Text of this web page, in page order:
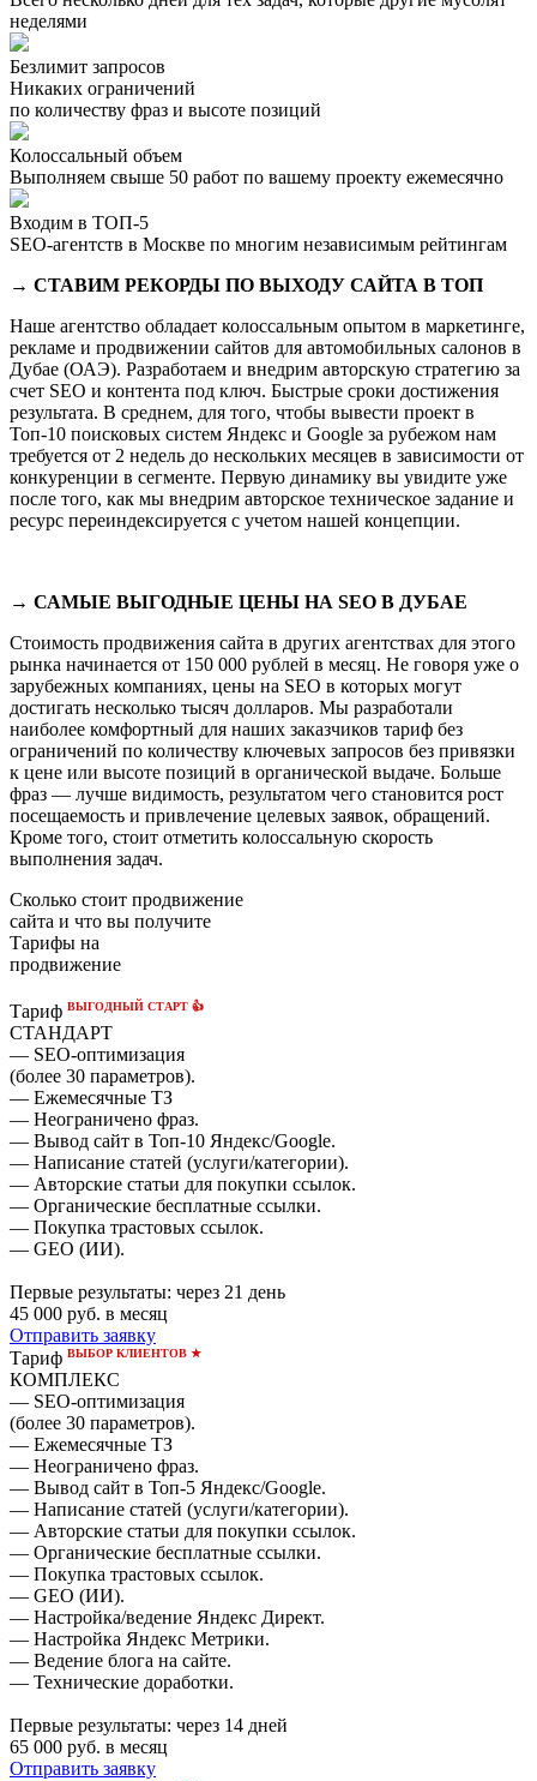
неделями
Безлимит запросов
Никаких ограничений
по количеству фраз и высоте позиций
Колоссальный объем
Выполняем свыше 50 работ по вашему проекту ежемесячно
Входим в ТОП-5
SEO-агентств в Москве по многим независимым рейтингам
→ СТАВИМ РЕКОРДЫ ПО ВЫХОДУ САЙТА В ТОП
Наше агентство обладает колоссальным опытом в маркетинге,
рекламе и продвижении сайтов для автомобильных салонов в
Дубае (ОАЭ). Разработаем и внедрим авторскую стратегию за
счет SEO и контента под ключ. Быстрые сроки достижения
результата. В среднем, для того, чтобы вывести проект в
Топ-10 поисковых систем Яндекс и Google за рубежом нам
требуется от 2 недель до нескольких месяцев в зависимости от
конкуренции в сегменте. Первую динамику вы увидите уже
после того, как мы внедрим авторское техническое задание и
ресурс переиндексируется с учетом нашей концепции.
→ САМЫЕ ВЫГОДНЫЕ ЦЕНЫ НА SEO В ДУБАЕ
Стоимость продвижения сайта в других агентствах для этого
рынка начинается от 150 000 рублей в месяц. Не говоря уже о
зарубежных компаниях, цены на SEO в которых могут
достигать несколько тысяч долларов. Мы разработали
наиболее комфортный для наших заказчиков тариф без
ограничений по количеству ключевых запросов без привязки
к цене или высоте позиций в органической выдаче. Больше
фраз — лучше видимость, результатом чего становится рост
посещаемость и привлечение целевых заявок, обращений.
Кроме того, стоит отметить колоссальную скорость
выполнения задач.
Сколько стоит продвижение
сайта и что вы получите
Тарифы на
продвижение
Тариф ВЫГОДНЫЙ СТАРТ 👍
СТАНДАРТ
— SEO-оптимизация
(более 30 параметров).
— Ежемесячные ТЗ
— Неограничено фраз.
— Вывод сайт в Топ-10 Яндекс/Google.
— Написание статей (услуги/категории).
— Авторские статьи для покупки ссылок.
— Органические бесплатные ссылки.
— Покупка трастовых ссылок.
— GEO (ИИ).
Первые результаты: через 21 день
45 000 руб. в месяц
Отправить заявку
Тариф ВЫБОР КЛИЕНТОВ ★
КОМПЛЕКС
— SEO-оптимизация
(более 30 параметров).
— Ежемесячные ТЗ
— Неограничено фраз.
— Вывод сайт в Топ-5 Яндекс/Google.
— Написание статей (услуги/категории).
— Авторские статьи для покупки ссылок.
— Органические бесплатные ссылки.
— Покупка трастовых ссылок.
— GEO (ИИ).
— Настройка/ведение Яндекс Директ.
— Настройка Яндекс Метрики.
— Ведение блога на сайте.
— Технические доработки.
Первые результаты: через 14 дней
65 000 руб. в месяц
Отправить заявку